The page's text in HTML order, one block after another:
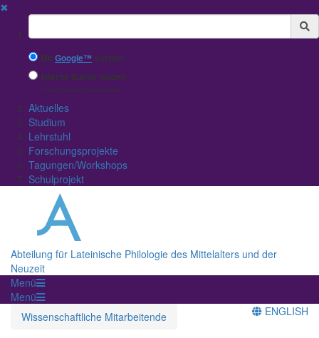
✖
Suchbegriff
MitGoogle™ suchen
Interne Suche nutzen
(eingeschränkte Ergebnisqualität)
Aktuelles
Studium
Lehrstuhl
Forschungsprojekte
Tagungen/Workshops
Schulprojekt
Abteilung für Lateinische Philologie des Mittelalters und der
Neuzeit
Menü
Menü
Wissenschaftliche Mitarbeitende
ENGLISH